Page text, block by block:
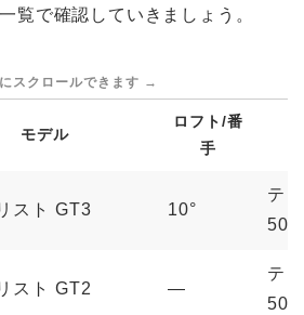
覧で確認していきましょう。
モデル
ロフト/番
手
スト GT3 10°
テ
50S
スト GT2 —
テ
50S